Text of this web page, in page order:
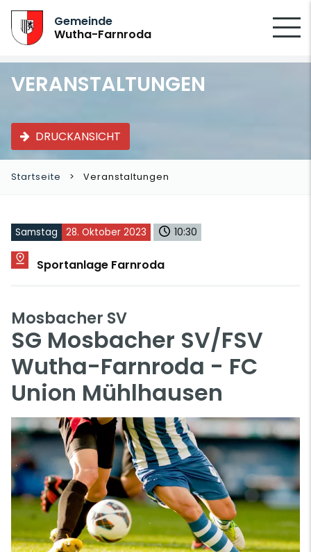
Gemeinde
Wutha-Farnroda
VERANSTALTUNGEN
DRUCKANSICHT
Startseite Veranstaltungen
Samstag 28. Oktober 2023 10:30
Sportanlage Farnroda
Mosbacher SV
SG Mosbacher SV/FSV
Wutha-Farnroda - FC
Union Mühlhausen